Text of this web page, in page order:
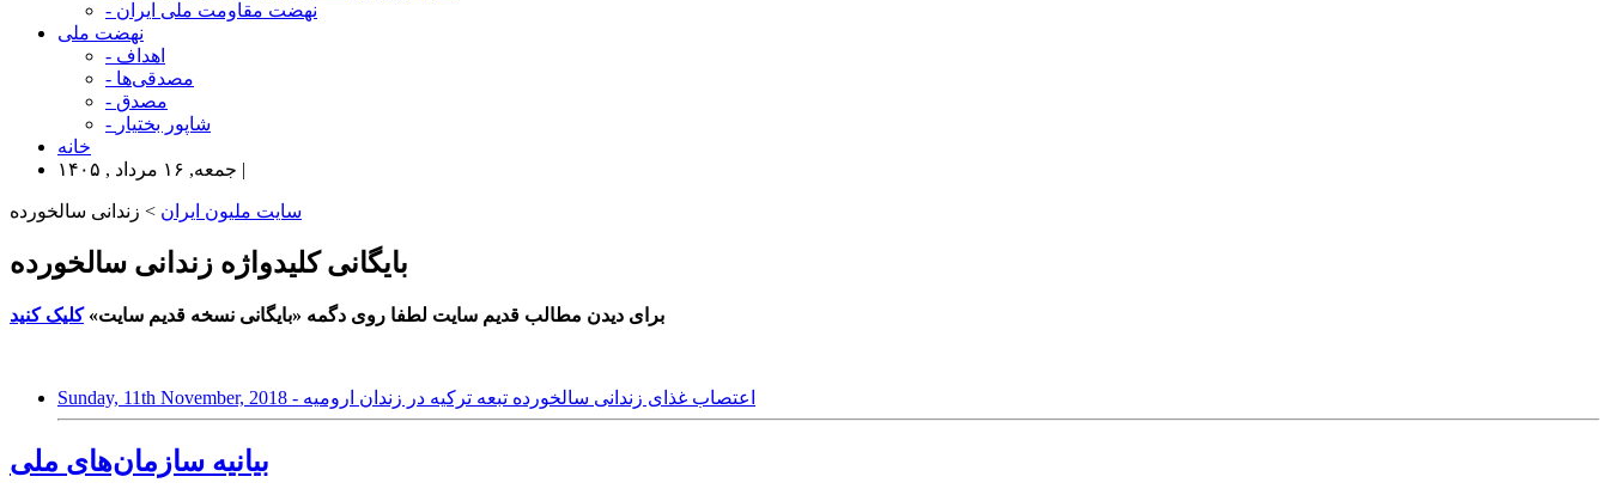
- نهضت مقاومت ملی ایران
نهضت ملی
- اهداف
- مصدقی‌ها
- مصدق
- شاپور بختیار
خانه
جمعه, ۱۶ مرداد , ۱۴۰۵ |
سایت ملیون ایران > زندانی سالخورده
بایگانی کلیدواژه زندانی سالخورده
برای دیدن مطالب قدیم سایت لطفا روی دگمه «بایگانی نسخه قدیم سایت»کلیک کنید
Sunday, 11th November, 2018 - اعتصاب غذای زندانی سالخورده تبعه ترکیه در زندان ارومیه
بیانیه سازمان‌های ملی